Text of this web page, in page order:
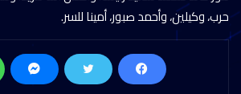
حرب، وكيلين، وأحمد صبور، أمينا للسر.